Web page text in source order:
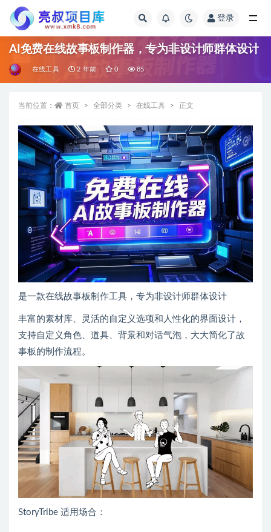
登录
AI免费在线故事板制作器，专为非设计师群体设计
在线工具 2 年前 0 85
当前位置： 首页 全部分类 在线工具 正文
是一款在线故事板制作工具，专为非设计师群体设计
丰富的素材库、灵活的自定义选项和人性化的界面设计，
支持自定义角色、道具、背景和对话气泡，大大简化了故
事板的制作流程。
StoryTribe 适用场合：